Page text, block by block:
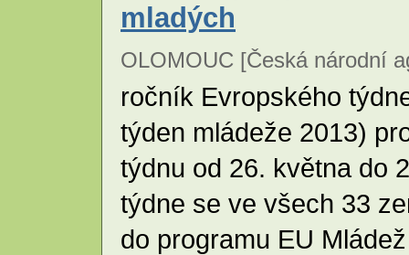
mladých
OLOMOUC [Česká národní
ročník Evropského
týden mládeže 2013)
týdnu od 26. května do
týdne se ve všech 33
do programu EU